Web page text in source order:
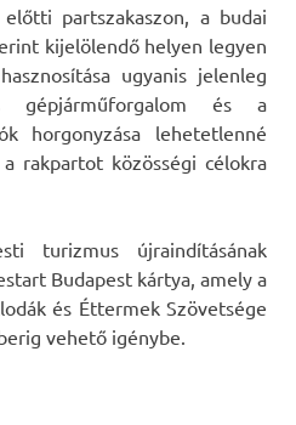
partszakaszon, a budai
kijelölendő helyen legyen
ugyanis jelenleg
gépjárműforgalom és a
horgonyzása lehetetlenné
rakpartot közösségi célokra
turizmus újraindításának
Budapest kártya, amely a
és Éttermek Szövetsége
vehető igénybe.